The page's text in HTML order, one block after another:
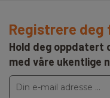
Registrere deg
Hold deg oppdatert
med våre ukentlige